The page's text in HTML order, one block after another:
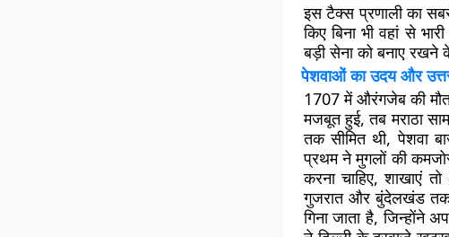
इस टैक्स प्रणाली का
किए बिना भी वहां से
बड़ी सेना को बनाए
पेशवाओं का उदय और
1707 में औरंगजेब की मौत
मजबूत हुई, तब मराठा
तक सीमित थी, पेशवा
प्रथम ने मुगलों की
करना चाहिए, शाखाएं
गुजरात और बुंदेलखंड तक
गिना जाता है, जिन्होंने